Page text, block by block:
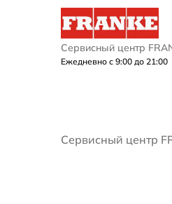
Сервисный центр
Ежедневно с 9:00 до 21:00
Сервисный центр